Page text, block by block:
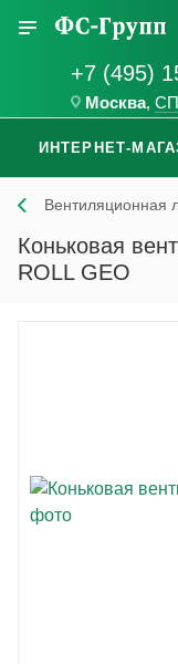
+7 (495)
Москва,
ИНТЕРНЕТ-
Вентиляционная
Коньковая
ROLL GEO